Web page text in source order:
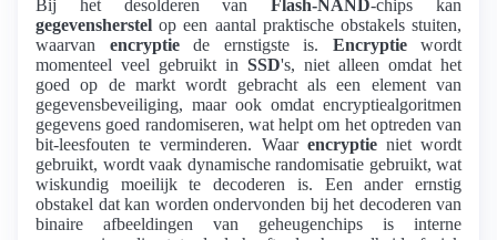
Bij het desolderen vanFlash-NAND-chips kan
gegevensherstel op een aantal praktische obstakels stuiten,
waarvan encryptiede ernstigste is. Encryptiewordt
momenteel veel gebruikt in SSD's, niet alleen omdat het
goed op de markt wordt gebracht als een element van
gegevensbeveiliging, maar ook omdat encryptiealgoritmen
gegevens goed randomiseren, wat helpt om het optreden van
bit-leesfouten te verminderen. Waar encryptieniet wordt
gebruikt, wordt vaak dynamische randomisatie gebruikt, wat
wiskundig moeilijk te decoderen is. Een ander ernstig
obstakel dat kan worden ondervonden bij het decoderen van
binaire afbeeldingen van geheugenchips is interne